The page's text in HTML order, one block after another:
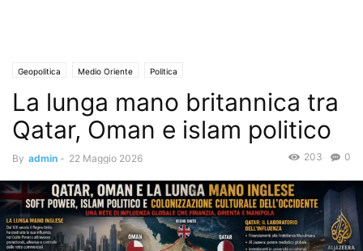
Geopolitica Medio Oriente Politica
La lunga mano britannica tra
Qatar, Oman e islam politico
By admin - 22 Maggio 2026 0
203